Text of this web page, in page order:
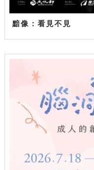
黯像：看見不見